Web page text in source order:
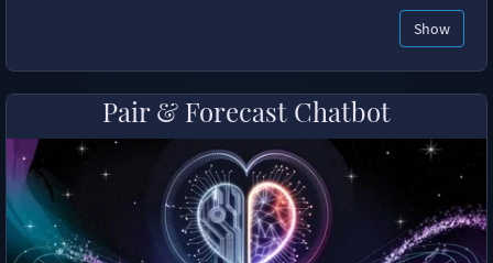
Show
Pair & Forecast Chatbot